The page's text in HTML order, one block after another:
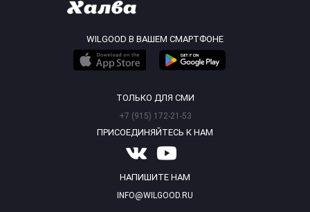
WILGOOD В ВАШЕМ СМАРТФОНЕ
ТОЛЬКО ДЛЯ СМИ
+7 (915) 172-21-53
ПРИСОЕДИНЯЙТЕСЬ К НАМ
НАПИШИТЕ НАМ
INFO@WILGOOD.RU